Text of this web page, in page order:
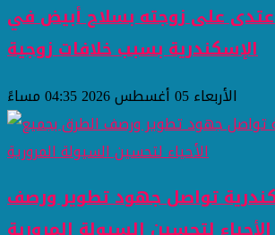
على زوجته بسلاح أبيض في
الإسكندرية بسبب خلافات زوجية
الأربعاء 05 أغسطس 2026 04:35 مساءً
تواصل جهود تطوير ورصف